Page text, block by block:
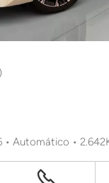
• Automático •